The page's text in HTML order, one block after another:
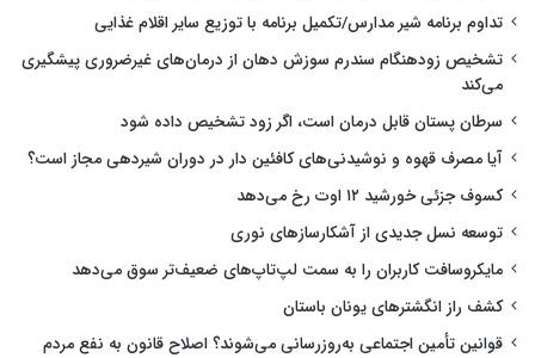
تداوم برنامه شیر مدارس/تکمیل برنامه با توزیع سایر اقلام غذایی
تشخیص زودهنگام سندرم سوزش دهان از درمان‌های غیرضروری پیشگیری
می‌کند
سرطان پستان قابل درمان است، اگر زود تشخیص داده شود
آیا مصرف قهوه و نوشیدنی‌های کافئین دار در دوران شیردهی مجاز است؟
کسوف جزئی خورشید ۱۲ اوت رخ می‌دهد
توسعه نسل جدیدی از آشکارسازهای نوری
مایکروسافت کاربران را به سمت لپ‌تاپ‌های ضعیف‌تر سوق می‌دهد
کشف راز انگشترهای یونان باستان
قوانین تأمین اجتماعی به‌روزرسانی می‌شوند؟ اصلاح قانون به نفع مردم